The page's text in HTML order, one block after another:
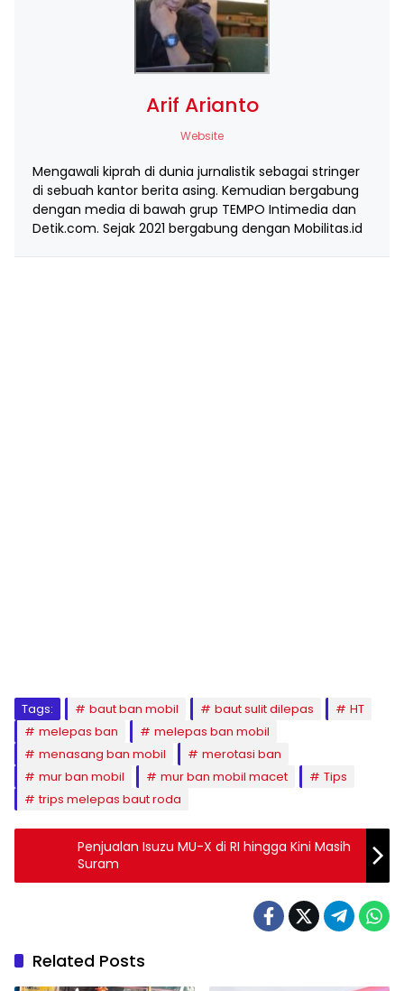
Arif Arianto
Website
Mengawali kiprah di dunia jurnalistik sebagai stringer
di sebuah kantor berita asing. Kemudian bergabung
dengan media di bawah grup TEMPO Intimedia dan
Detik.com. Sejak 2021 bergabung dengan Mobilitas.id
Tags: baut ban mobil baut sulit dilepas
HT
melepas ban
melepas ban mobil
menasang ban mobil
merotasi ban
mur ban mobil
mur ban mobil macet
Tips
trips melepas baut roda
Penjualan Isuzu MU-X di RI hingga Kini Masih
Suram
Related Posts